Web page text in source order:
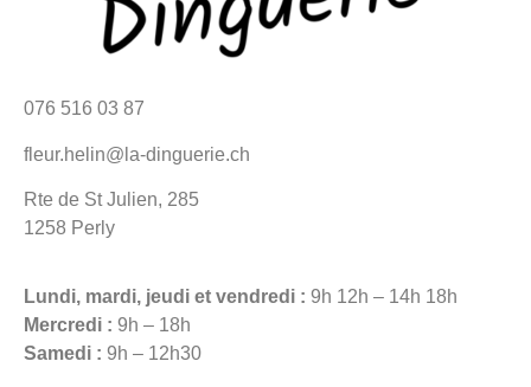
076 516 03 87
fleur.helin@la-dinguerie.ch
Rte de St Julien, 285
1258 Perly
Lundi, mardi, jeudi et vendredi : 9h 12h – 14h 18h
Mercredi : 9h – 18h
Samedi : 9h – 12h30